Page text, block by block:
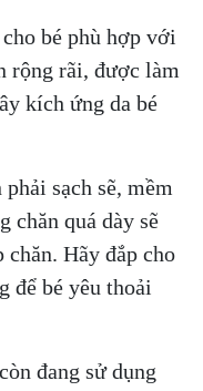
bé phù hợp với
rộng rãi, được làm
kích ứng da bé
sạch sẽ, mềm
chăn quá dày sẽ
Hãy đắp cho
để bé yêu thoải
đang sử dụng